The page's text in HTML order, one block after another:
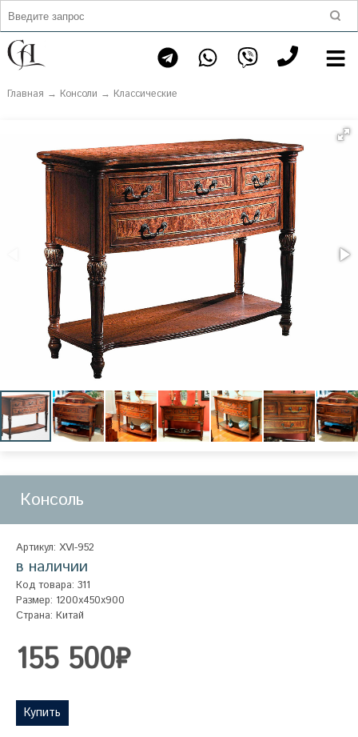
Главная → Консоли → Классические
Консоль
Артикул: XVI-952
в наличии
Код товара: 311
Размер: 1200x450x900
Страна: Китай
155 500₽
Купить